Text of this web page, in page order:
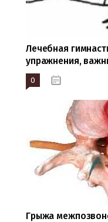
Лечебная
упражнения,
0
Грыжа